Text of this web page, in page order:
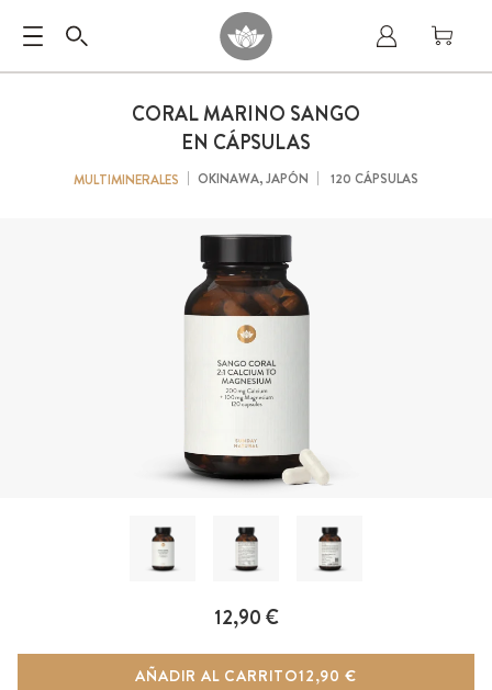
CORAL MARINO SANGO
EN CÁPSULAS
MULTIMINERALES OKINAWA, JAPÓN 120 CÁPSULAS
12,90 €
AÑADIR AL CARRITO12,90 €